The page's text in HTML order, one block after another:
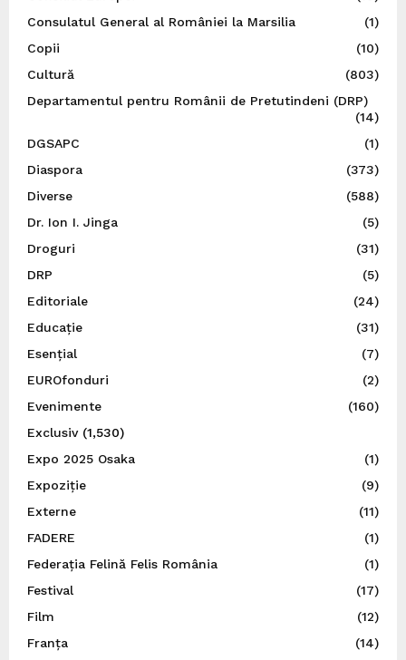
Consulatul General al României la Marsilia
(1)
Copii
(10)
Cultură
(803)
Departamentul pentru Românii de Pretutindeni (DRP)
(14)
DGSAPC
(1)
Diaspora
(373)
Diverse
(588)
Dr. Ion I. Jinga
(5)
Droguri
(31)
DRP
(5)
Editoriale
(24)
Educație
(31)
Esențial
(7)
EUROfonduri
(2)
Evenimente
(160)
Exclusiv(1,530)
Expo 2025 Osaka
(1)
Expoziție
(9)
Externe
(11)
FADERE
(1)
Federația Felină Felis România
(1)
Festival
(17)
Film
(12)
Franța
(14)